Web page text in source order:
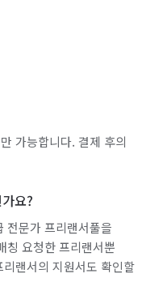
가능합니다. 결제 후의
요?
전문가 프리랜서풀을
칭 요청한 프리랜서뿐
랜서의 지원서도 확인할